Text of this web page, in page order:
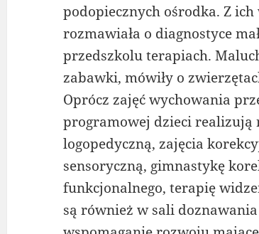
podopiecznych ośrodka. Z
rozmawiała o diagnostyce
przedszkolu terapiach.
zabawki, mówiły o
Oprócz zajęć wychowania
programowej dzieci realizują
logopedyczną, zajęcia
sensoryczną, gimnastykę
funkcjonalnego, terapię
są również w sali